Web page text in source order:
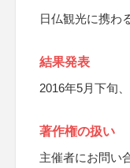
日仏観光に携わ
結果発表
2016年5月下旬
著作権の扱い
主催者にお問い